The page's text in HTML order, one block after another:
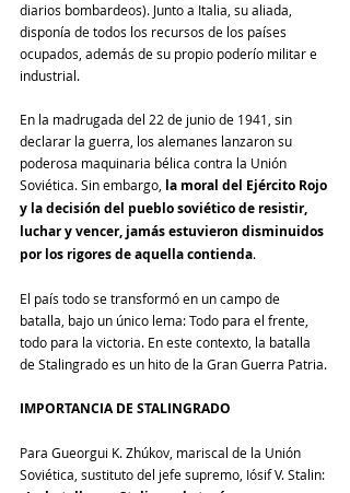
diarios bombardeos). Junto a Italia, su aliada,
disponía de todos los recursos de los países
ocupados, además de su propio poderío militar e
industrial.
En la madrugada del 22 de junio de 1941, sin
declarar la guerra, los alemanes lanzaron su
poderosa maquinaria bélica contra la Unión
Soviética. Sin embargo, la moral del Ejército Rojo
y la decisión del pueblo soviético de resistir,
luchar y vencer, jamás estuvieron disminuidos
por los rigores de aquella contienda.
El país todo se transformó en un campo de
batalla, bajo un único lema: Todo para el frente,
todo para la victoria. En este contexto, la batalla
de Stalingrado es un hito de la Gran Guerra Patria.
IMPORTANCIA DE STALINGRADO
Para Gueorgui K. Zhúkov, mariscal de la Unión
Soviética, sustituto del jefe supremo, Iósif V. Stalin: